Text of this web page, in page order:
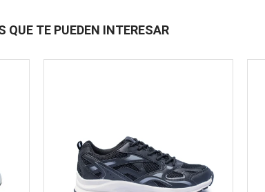
QUE TE PUEDEN INTERESAR